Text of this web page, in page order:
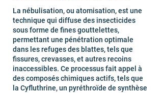
La nébulisation, ou atomisation, est une
technique qui diffuse des insecticides
sous forme de fines gouttelettes,
permettant une pénétration optimale
dans les refuges des blattes, tels que
fissures, crevasses, et autres recoins
inaccessibles. Ce processus fait appel à
des composés chimiques actifs, tels que
la Cyfluthrine, un pyréthroïde de synthèse